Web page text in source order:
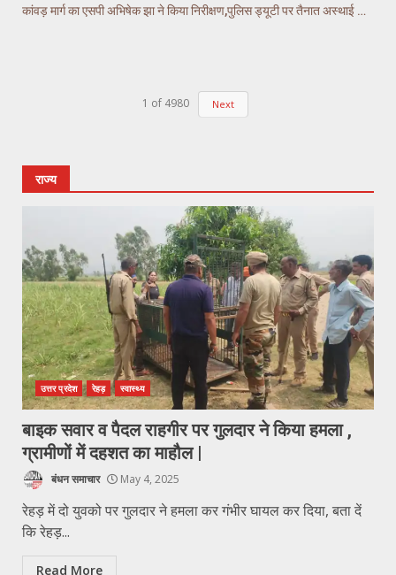
कांवड़ मार्ग का एसपी अभिषेक झा ने किया निरीक्षण,पुलिस ड्यूटी पर तैनात अस्थाई चौकियो का किया निरीक्षण
1 of 4980 Next
राज्य
उत्तर प्रदेश रेहड़ स्वास्थ्य
बाइक सवार व पैदल राहगीर पर गुलदार ने किया हमला ,
ग्रामीणों में दहशत का माहौल |
बंधन समाचार May 4, 2025
रेहड़ में दो युवको पर गुलदार ने हमला कर गंभीर घायल कर दिया, बता दें
कि रेहड़...
Read More